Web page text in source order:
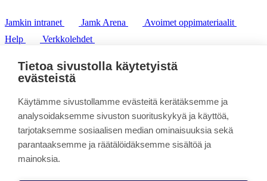
Jamkin intranet Jamk Arena
Avoimet oppimateriaalit
Help
Verkkolehdet
puh. +358 20 743 8100
fax. +358 14 449 9694
Tietoa sivustolla käytetyistä
evästeistä
Käytämme sivustollamme evästeitä kerätäksemme ja
analysoidaksemme sivuston suorituskykyä ja käyttöä,
tarjotaksemme sosiaalisen median ominaisuuksia sekä
parantaaksemme ja räätälöidäksemme sisältöä ja
mainoksia.